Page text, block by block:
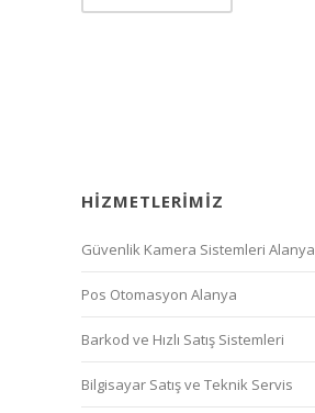
HIZMETLERIMIZ
Güvenlik Kamera Sistemleri Alanya
Pos Otomasyon Alanya
Barkod ve Hızlı Satış Sistemleri
Bilgisayar Satış ve Teknik Servis